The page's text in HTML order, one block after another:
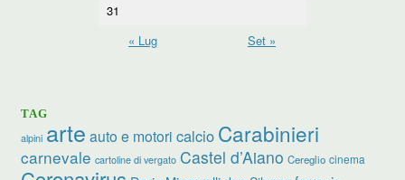
31
« Lug
Set »
TAG
alpini arte auto e motori calcio Carabinieri
carnevale cartoline di vergato Castel d’Aiano Cereglio cinema